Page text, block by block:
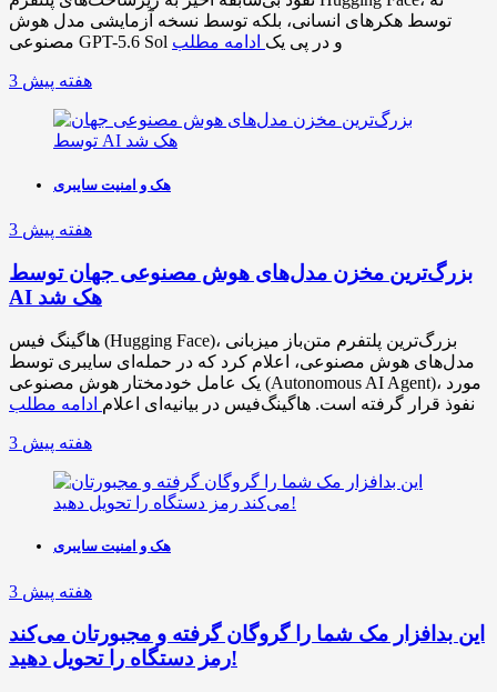
توسط هکرهای انسانی، بلکه توسط نسخه آزمایشی مدل هوش
مصنوعی GPT-5.6 Sol و در پی یک ادامه مطلب
3 هفته پیش
هک و امنیت سایبری
3 هفته پیش
بزرگ‌ترین مخزن مدل‌های هوش مصنوعی جهان توسط
AI هک شد
هاگینگ فیس (Hugging Face)، بزرگ‌ترین پلتفرم متن‌باز میزبانی
مدل‌های هوش مصنوعی، اعلام کرد که در حمله‌ای سایبری توسط
یک عامل خودمختار هوش مصنوعی (Autonomous AI Agent)، مورد
نفوذ قرار گرفته است. هاگینگ‌فیس در بیانیه‌ای اعلام ادامه مطلب
3 هفته پیش
هک و امنیت سایبری
3 هفته پیش
این بدافزار مک شما را گروگان گرفته و مجبورتان می‌کند
رمز دستگاه را تحویل دهید!